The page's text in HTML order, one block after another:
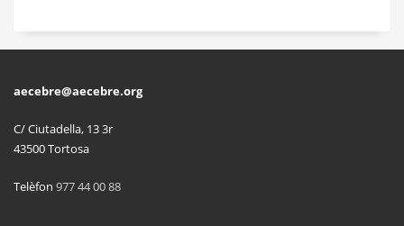
aecebre@aecebre.org
C/ Ciutadella, 13 3r
43500 Tortosa
Telèfon 977 44 00 88